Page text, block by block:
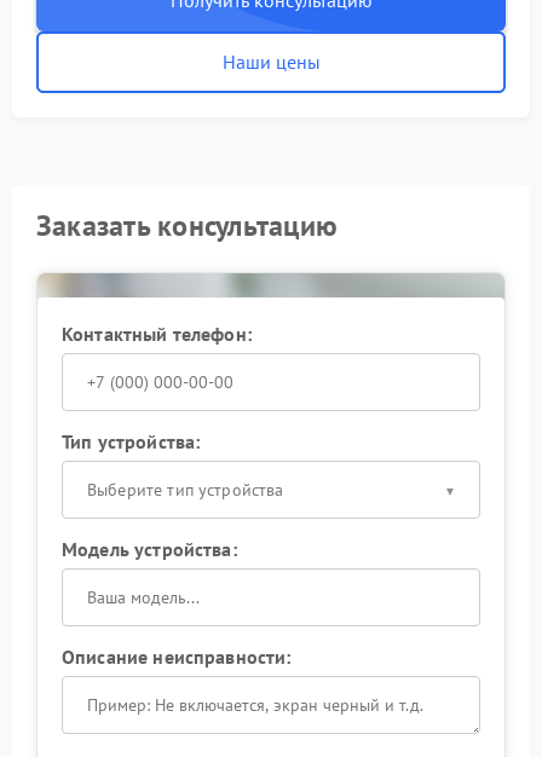
Наши цены
Заказать консультацию
Контактный телефон:
Тип устройства:
Выберите тип устройства
Модель устройства:
Описание неисправности: